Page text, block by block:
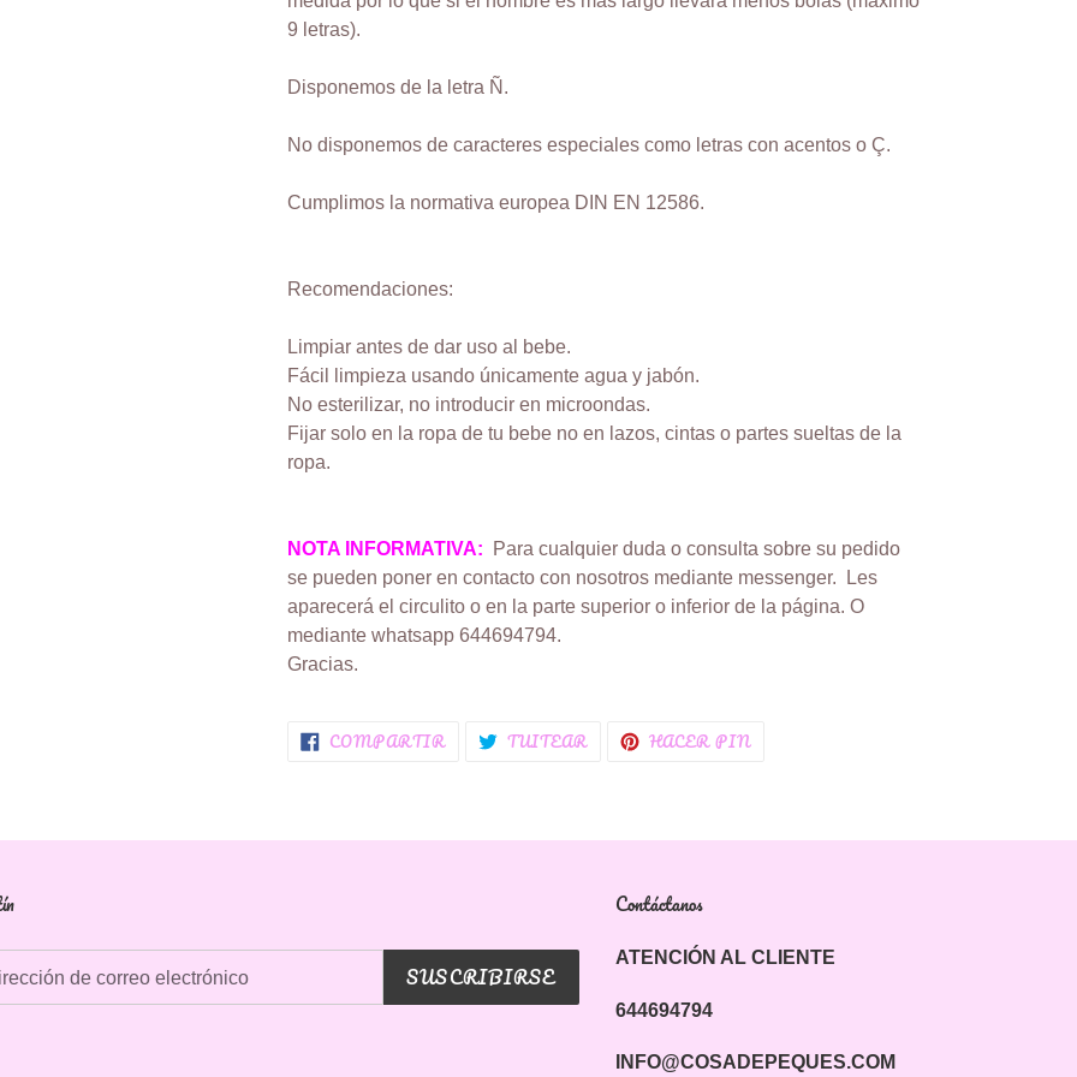
9 letras).
Disponemos de la letra Ñ.
No disponemos de caracteres especiales como letras con acentos o Ç.
Cumplimos la normativa europea DIN EN 12586.
Recomendaciones:
Limpiar antes de dar uso al bebe.
Fácil limpieza usando únicamente agua y jabón.
No esterilizar, no introducir en microondas.
Fijar solo en la ropa de tu bebe no en lazos, cintas o partes sueltas de la
ropa.
NOTA INFORMATIVA: Para cualquier duda o consulta sobre su pedido
se pueden poner en contacto con nosotros mediante messenger.
Les
aparecerá el circulito o en la parte superior o inferior de la página. O
mediante whatsapp 644694794.
Gracias.
COMPARTIR COMPARTIR
EN TUITEAR TUITEAR
EN HACER PINEN
SUSCRIBIRSE
Contáctanos
ATENCIÓN AL CLIENTE
644694794
INFO@COSADEPEQUES.COM